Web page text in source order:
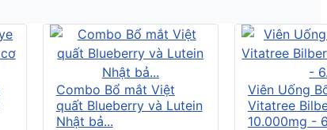
Combo Bổ mắt Việt
quất Blueberry và Lutein
Nhật bả...
Viên Uống
Vitatree
10.000mg -